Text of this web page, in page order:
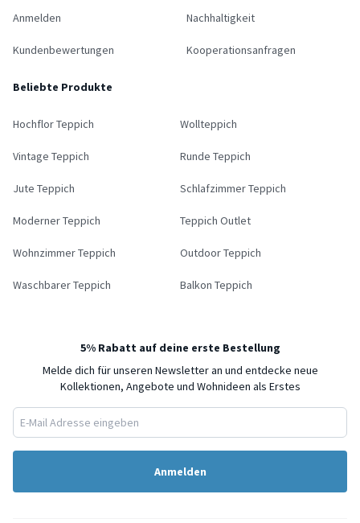
Anmelden
Kundenbewertungen
Nachhaltigkeit
Kooperationsanfragen
Beliebte Produkte
Hochflor Teppich Wollteppich
Vintage Teppich Runde Teppich
Jute Teppich Schlafzimmer Teppich
Moderner Teppich Teppich Outlet
Wohnzimmer Teppich Outdoor Teppich
Waschbarer Teppich Balkon Teppich
5% Rabatt auf deine erste Bestellung
Melde dich für unseren Newsletter an und entdecke neue
Kollektionen, Angebote und Wohnideen als Erstes
Anmelden